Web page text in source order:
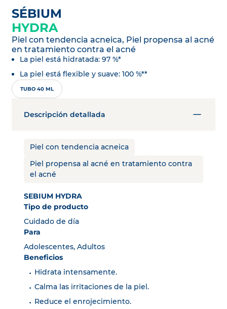
SÉBIUM
HYDRA
Piel con tendencia acneica, Piel propensa al acné
en tratamiento contra el acné
La piel está hidratada: 97 %*
La piel está flexible y suave: 100 %**
TUBO 40 ML
Descripción detallada
Piel con tendencia acneica
Piel propensa al acné en tratamiento contra
el acné
SEBIUM HYDRA
Tipo de producto
Cuidado de día
Para
Adolescentes, Adultos
Beneficios
Hidrata intensamente.
Calma las irritaciones de la piel.
Reduce el enrojecimiento.